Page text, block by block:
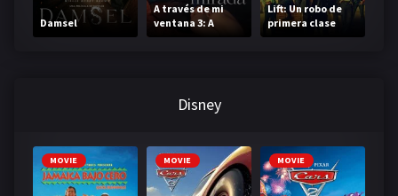
Damsel
A través de mi
ventana 3: A
través de tu
Lift: Un robo de
primera clase
Disney
MOVIE MOVIE MOVIE